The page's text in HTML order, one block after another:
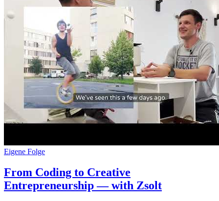
Eigene Folge
From Coding to Creative
Entrepreneurship — with Zsolt